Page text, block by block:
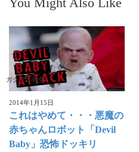
ガクブル映像
2014年1月15日
これはやめて・・・悪魔の
赤ちゃんロボット「Devil
Baby」恐怖ドッキリ